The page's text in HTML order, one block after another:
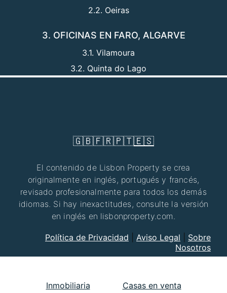
2.2. Oeiras
3. OFICINAS EN FARO, ALGARVE
3.1. Vilamoura
3.2. Quinta do Lago
🇬🇧🇫🇷🇵🇹🇪🇸
El contenido de Lisbon Property se crea
originalmente en inglés, portugués y francés,
revisado profesionalmente para todos los demás
idiomas. Si hay inexactitudes, consulte la versión
en inglés en lisbonproperty.com.
Política de Privacidad Aviso Legal
Sobre
Nosotros
Inmobiliaria Casas en venta